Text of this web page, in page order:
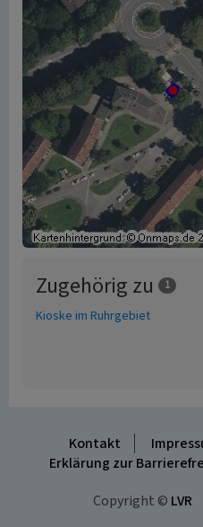
Zugehörig zu 1
Kioske im Ruhrgebiet
Kontakt
Erklärung zur
Copyright © LVR